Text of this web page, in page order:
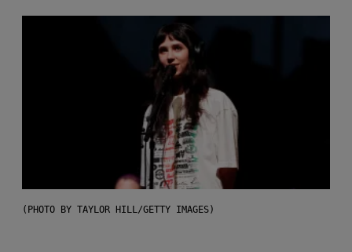
(PHOTO BY TAYLOR HILL/GETTY IMAGES)